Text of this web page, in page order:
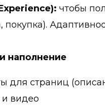
чтобы
покупка).
наполнение
для страниц
видео